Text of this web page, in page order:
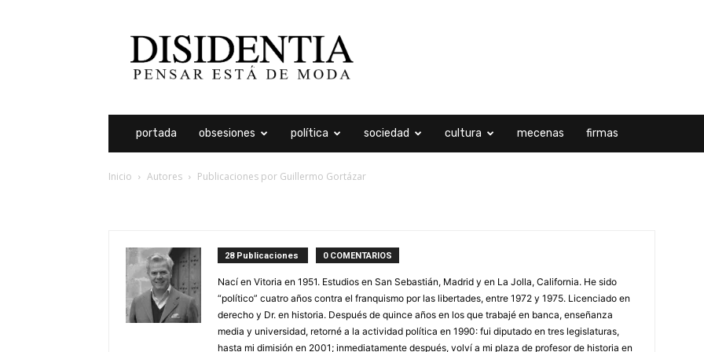
portada obsesiones política sociedad cultura mecenas firmas
Inicio Autores Publicaciones por Guillermo Gortázar
28 Publicaciones 0 COMENTARIOS
Nací en Vitoria en 1951. Estudios en San Sebastián, Madrid y en La Jolla, California. He sido
“político” cuatro años contra el franquismo por las libertades, entre 1972 y 1975. Licenciado en
derecho y Dr. en historia. Después de quince años en los que trabajé en banca, enseñanza
media y universidad, retorné a la actividad política en 1990: fui diputado en tres legislaturas,
hasta mi dimisión en 2001; inmediatamente después, volví a mi plaza de profesor de historia en